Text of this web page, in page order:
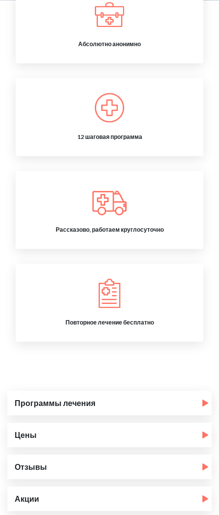
Абсолютно анонимно
12 шаговая программа
Рассказово, работаем круглосуточно
Повторное лечение бесплатно
Программы лечения
Цены
Отзывы
Акции